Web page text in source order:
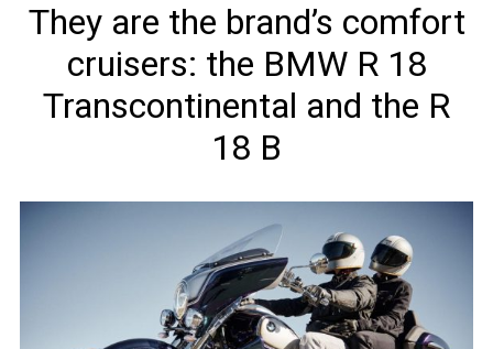
They are the brand’s comfort
cruisers: the BMW R 18
Transcontinental and the R
18 B